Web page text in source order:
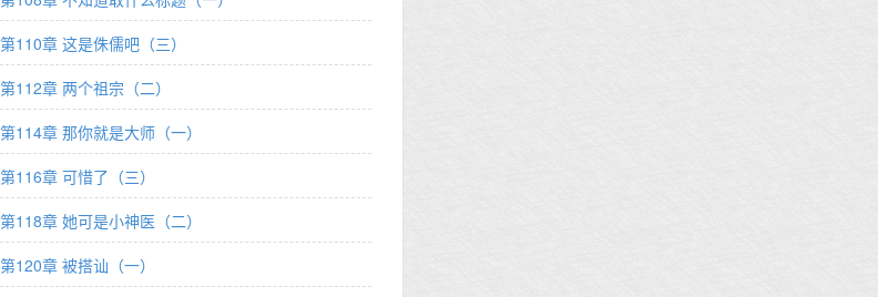
第110章 这是侏儒吧（三）
第112章 两个祖宗（二）
第114章 那你就是大师（一）
第116章 可惜了（三）
第118章 她可是小神医（二）
第120章 被搭讪（一）